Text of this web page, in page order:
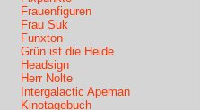
Frauenfiguren
Frau Suk
Funxton
Grün ist die Heide
Headsign
Herr Nolte
Intergalactic Apeman
Kinotagebuch